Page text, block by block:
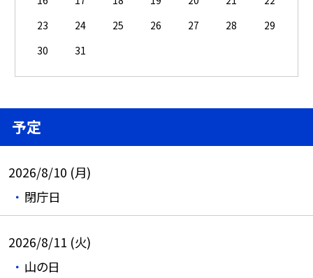
23
24 25 26 27 28
29
30
31
予定
2026/8/10 (月)
閉庁日
2026/8/11 (火)
山の日